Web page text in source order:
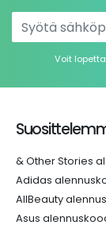
Voit
& Other Stories
Adidas
AllBeauty
Asus